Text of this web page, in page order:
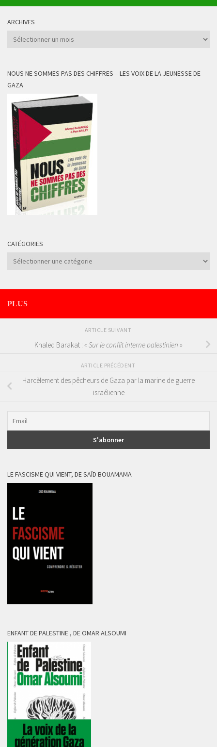
ARCHIVES
Archives
NOUS NE SOMMES PAS DES CHIFFRES – LES VOIX DE LA JEUNESSE DE
GAZA
CATÉGORIES
Catégories
PLUS
ARTICLE SUIVANT
Khaled Barakat : « Sur le conflit interne palestinien »
ARTICLE PRÉCÉDENT
Harcèlement des pêcheurs de Gaza par la marine de guerre
israélienne
LE FASCISME QUI VIENT, DE SAÏD BOUAMAMA
ENFANT DE PALESTINE , DE OMAR ALSOUMI